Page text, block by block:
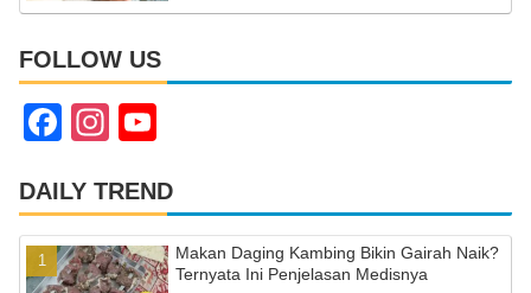
FOLLOW US
F
c
e
b
In
a
gr
a
u
T
u
DAILY TREND
Makan Daging Kambing Bikin Gairah Naik?
Ternyata Ini Penjelasan Medisnya